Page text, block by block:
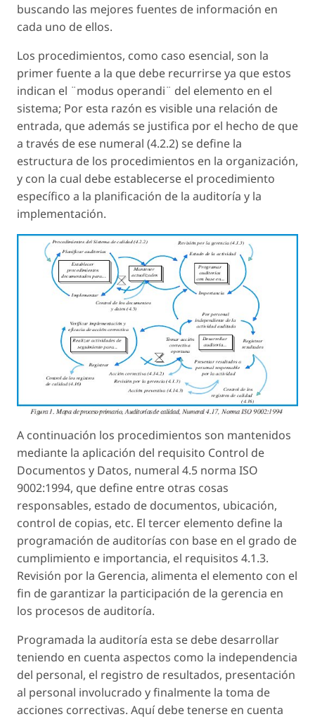
buscando las mejores fuentes de información en
cada uno de ellos.
Los procedimientos, como caso esencial, son la
primer fuente a la que debe recurrirse ya que estos
indican el ¨modus operandi¨ del elemento en el
sistema; Por esta razón es visible una relación de
entrada, que además se justifica por el hecho de que
a través de ese numeral (4.2.2) se define la
estructura de los procedimientos en la organización,
y con la cual debe establecerse el procedimiento
específico a la planificación de la auditoría y la
implementación.
A continuación los procedimientos son mantenidos
mediante la aplicación del requisito Control de
Documentos y Datos, numeral 4.5 norma ISO
9002:1994, que define entre otras cosas
responsables, estado de documentos, ubicación,
control de copias, etc. El tercer elemento define la
programación de auditorías con base en el grado de
cumplimiento e importancia, el requisitos 4.1.3.
Revisión por la Gerencia, alimenta el elemento con el
fin de garantizar la participación de la gerencia en
los procesos de auditoría.
Programada la auditoría esta se debe desarrollar
teniendo en cuenta aspectos como la independencia
del personal, el registro de resultados, presentación
al personal involucrado y finalmente la toma de
acciones correctivas. Aquí debe tenerse en cuenta